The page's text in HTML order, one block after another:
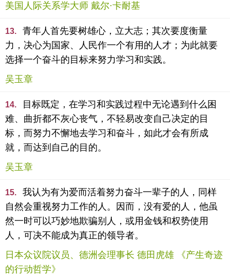
美国人际关系学大师 戴尔·卡耐基
13.
青年人首先要树雄心，立大志；其次要度衡量
力，决心为国家、人民作一个有用的人才；为此就要
选择一个奋斗的目标来努力学习和实践。
吴玉章
14.
目标既定，在学习和实践过程中无论遇到什么困
难、曲折都不灰心丧气，不轻易改变自己决定的目
标，而努力不懈地去学习和奋斗，如此才会有所成
就，而达到自己的目的。
吴玉章
15.
我认为有为爱而活着努力奋斗一辈子的人，同样
自然会重视努力工作的人。因而，没有爱的人，他虽
然一时可以巧妙地欺骗别人，或用金钱和权势使用
人，可决不能成为真正的领导者。
日本众议院议员、德洲会理事长 德田虎雄 《产生奇迹
的行动哲学》